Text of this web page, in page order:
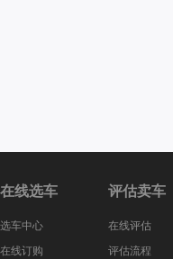
在线选车
选车中心
在线订购
评估卖车
在线评估
评估流程